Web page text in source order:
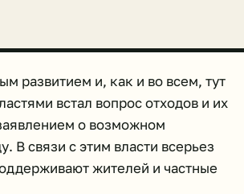
развитием и, как и во всем, тут
встал вопрос отходов и их
о возможном
В связи с этим власти всерьез
жителей и частные